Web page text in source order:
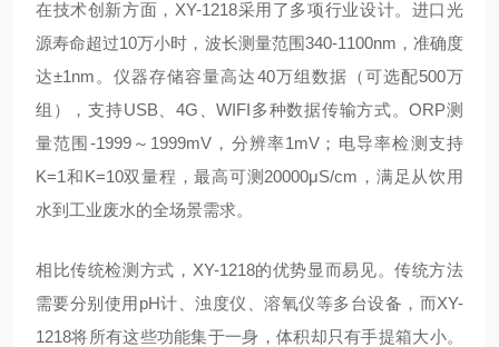
在技术创新方面，XY-1218采用了多项行业设计。进口光
源寿命超过10万小时，波长测量范围340-1100nm，准确度
达±1nm。仪器存储容量高达40万组数据（可选配500万
组），支持USB、4G、WIFI多种数据传输方式。ORP测
量范围-1999～1999mV，分辨率1mV；电导率检测支持
K=1和K=10双量程，最高可测20000μS/cm，满足从饮用
水到工业废水的全场景需求。
相比传统检测方式，XY-1218的优势显而易见。传统方法
需要分别使用pH计、浊度仪、溶氧仪等多台设备，而XY-
1218将所有这些功能集于一身，体积却只有手提箱大小。